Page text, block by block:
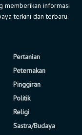
memberikan informasi
terkini dan terbaru.
Pertanian
Peternakan
Pinggiran
Politik
Religi
Sastra/Budaya